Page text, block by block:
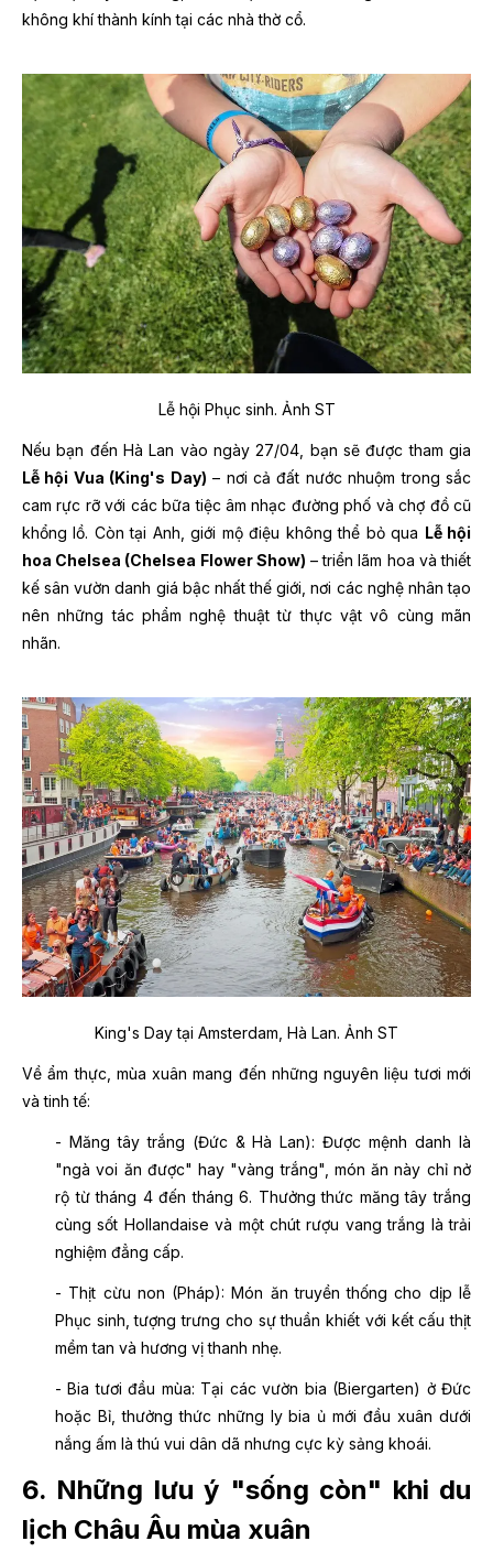
không khí thành kính tại các nhà thờ cổ.
Lễ hội Phục sinh. Ảnh ST
Nếu bạn đến Hà Lan vào ngày 27/04, bạn sẽ được tham gia
Lễ hội Vua (King's Day) – nơi cả đất nước nhuộm trong sắc
cam rực rỡ với các bữa tiệc âm nhạc đường phố và chợ đồ cũ
khổng lồ. Còn tại Anh, giới mộ điệu không thể bỏ qua Lễ hội
hoa Chelsea (Chelsea Flower Show) – triển lãm hoa và thiết
kế sân vườn danh giá bậc nhất thế giới, nơi các nghệ nhân tạo
nên những tác phẩm nghệ thuật từ thực vật vô cùng mãn
nhãn.
King's Day tại Amsterdam, Hà Lan. Ảnh ST
Về ẩm thực, mùa xuân mang đến những nguyên liệu tươi mới
và tinh tế:
- Măng tây trắng (Đức & Hà Lan): Được mệnh danh là
"ngà voi ăn được" hay "vàng trắng", món ăn này chỉ nở
rộ từ tháng 4 đến tháng 6. Thưởng thức măng tây trắng
cùng sốt Hollandaise và một chút rượu vang trắng là trải
nghiệm đẳng cấp.
- Thịt cừu non (Pháp): Món ăn truyền thống cho dịp lễ
Phục sinh, tượng trưng cho sự thuần khiết với kết cấu thịt
mềm tan và hương vị thanh nhẹ.
- Bia tươi đầu mùa: Tại các vườn bia (Biergarten) ở Đức
hoặc Bỉ, thưởng thức những ly bia ủ mới đầu xuân dưới
nắng ấm là thú vui dân dã nhưng cực kỳ sảng khoái.
6. Những lưu ý "sống còn" khi du
lịch Châu Âu mùa xuân